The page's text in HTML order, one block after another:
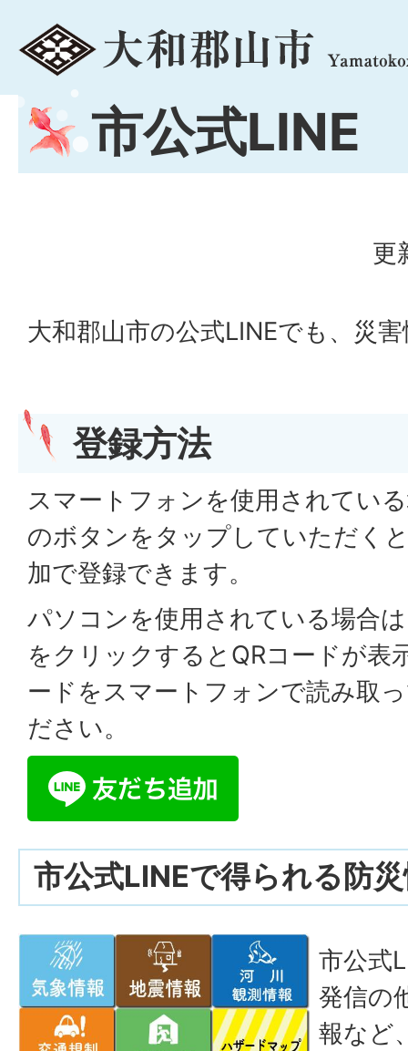
menu
市公式LINE
更
大和郡山市の公式LINEでも、災
登録方法
スマートフォンを使用されてい
のボタンをタップしていただく
加で登録できます。
パソコンを使用されている場合
をクリックするとQRコードが表
ードをスマートフォンで読み取
ださい。
市公式LINEで得られる防
市公式
発信の
報など